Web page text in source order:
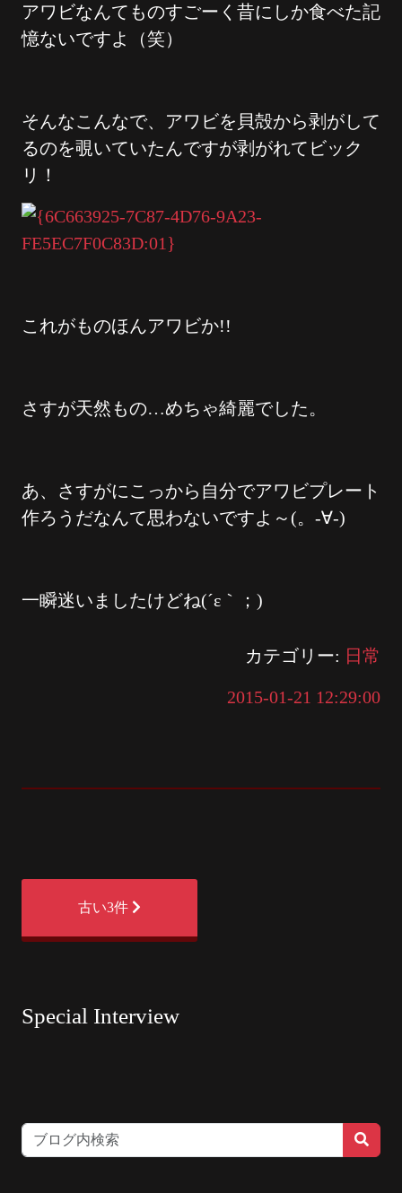
アワビなんてものすごーく昔にしか食べた記
憶ないですよ（笑）
そんなこんなで、アワビを貝殻から剥がして
るのを覗いていたんですが剥がれてビック
リ！
これがものほんアワビか!!
さすが天然もの…めちゃ綺麗でした。
あ、さすがにこっから自分でアワビプレート
作ろうだなんて思わないですよ～(。-∀-)
一瞬迷いましたけどね(´ε｀；)
カテゴリー: 日常
2015-01-21 12:29:00
古い3件
Special Interview